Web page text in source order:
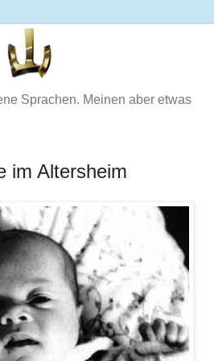
Sprachen. Meinen aber etwas
im Altersheim